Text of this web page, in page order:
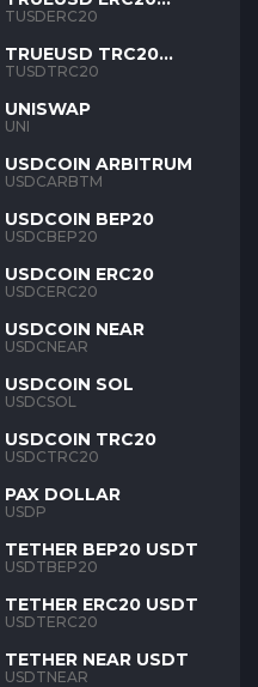
TUSD
TUSDERC20
TRUEUSD TRC20
TUSD
TUSDTRC20
UNISWAP
UNI
USDCOIN ARBITRUM
USDCARBTM
USDCOIN BEP20
USDCBEP20
USDCOIN ERC20
USDCERC20
USDCOIN NEAR
USDCNEAR
USDCOIN SOL
USDCSOL
USDCOIN TRC20
USDCTRC20
PAX DOLLAR
USDP
TETHER BEP20 USDT
USDTBEP20
TETHER ERC20 USDT
USDTERC20
TETHER NEAR USDT
USDTNEAR